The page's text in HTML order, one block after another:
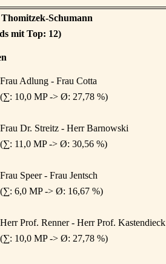
Schumann
mit Top: 12)
Frau Adlung - Frau Cotta
(∑: 10,0 MP -> Ø: 27,78 %)
Frau Dr. Streitz - Herr Barnowski
(∑: 11,0 MP -> Ø: 30,56 %)
Frau Speer - Frau Jentsch
(∑: 6,0 MP -> Ø: 16,67 %)
Herr Prof. Renner - Herr Prof. Kastendieck
(∑: 10,0 MP -> Ø: 27,78 %)